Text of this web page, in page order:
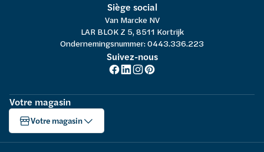
Siège social
Van Marcke NV
LAR BLOK Z 5, 8511 Kortrijk
Ondernemingsnummer: 0443.336.223
Suivez-nous
Votre magasin
Votre magasin